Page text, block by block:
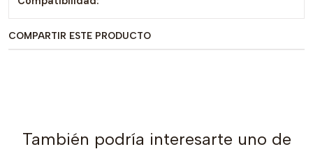
COMPARTIR ESTE PRODUCTO
También podría interesarte uno de